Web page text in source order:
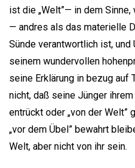
ist die „Welt”— in dem
— andres als das materielle
Sünde verantwortlich ist,
seinem wundervollen
seine Erklärung in bezug
nicht, daß seine Jünger
entrückt oder „von der Welt”
„vor dem Übel” bewahrt
Welt, aber nicht von ihr sein.